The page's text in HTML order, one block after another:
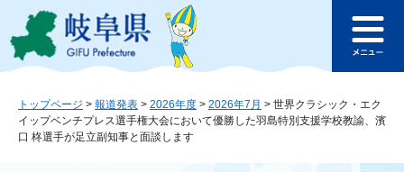
ジ
ュ
このページの本文へ
ュ
トップページ > 報道発表 > 2026年度 > 2026年7月 > 世界クラシック・エク
イップベンチプレス選手権大会において優勝した羽島特別支援学校教諭、濱
口 柊選手が足立副知事と面談します